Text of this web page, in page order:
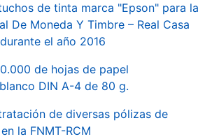
de tinta marca "Epson" para la
De Moneda Y Timbre – Real Casa
el año 2016
de hojas de papel
DIN A-4 de 80 g.
de diversas pólizas de
la FNMT-RCM